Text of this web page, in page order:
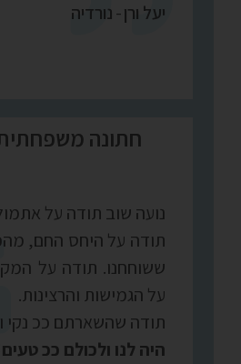
יעל ורן-נורדיה
חתונה
נועה שוב תודה על
תודה על היחס החם,
ששוחחנו. תודה על
על הגמישות והרצינות.
תודה שהשארתם ככ נקי
היה לנו ולכולם ככ